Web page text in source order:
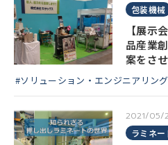
包装機械
【展示
品産業
案をさ
#ソリューション・エンジニアリン
2021/05/
ラミネー